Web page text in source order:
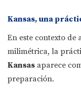
Kansas, una
En este contexto
milimétrica, la
Kansas aparece
preparación.